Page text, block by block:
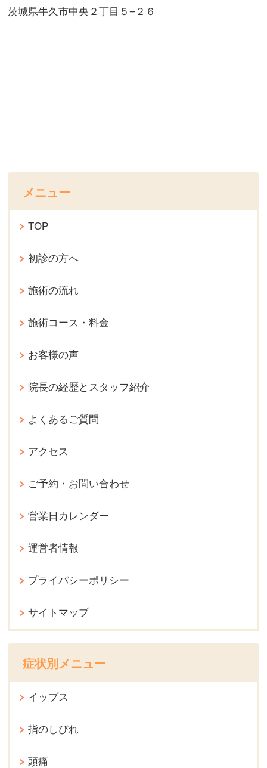
茨城県牛久市中央２丁目５−２６
メニュー
TOP
初診の方へ
施術の流れ
施術コース・料金
お客様の声
院長の経歴とスタッフ紹介
よくあるご質問
アクセス
ご予約・お問い合わせ
営業日カレンダー
運営者情報
プライバシーポリシー
サイトマップ
症状別メニュー
イップス
指のしびれ
頭痛